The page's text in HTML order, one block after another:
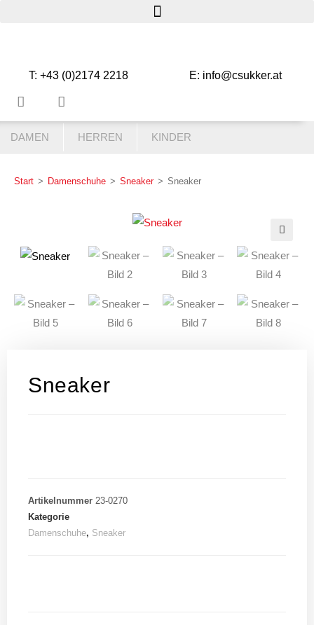
T: +43 (0)2174 2218 E: info@csukker.at
DAMEN HERREN KINDER
Start > Damenschuhe > Sneaker > Sneaker
Sneaker
Artikelnummer 23-0270
Kategorie
Damenschuhe, Sneaker